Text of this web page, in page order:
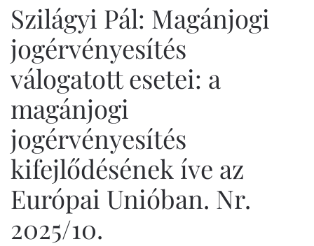
Szilágyi Pál: Magánjogi
jogérvényesítés
válogatott esetei: a
magánjogi
jogérvényesítés
kifejlődésének íve az
Európai Unióban. Nr.
2025/10.